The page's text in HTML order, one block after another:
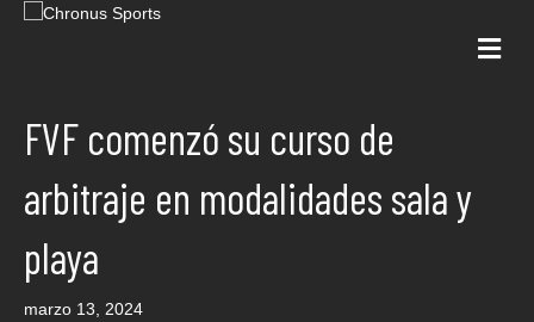
FVF comenzó su curso de
arbitraje en modalidades sala y
playa
marzo 13, 2024